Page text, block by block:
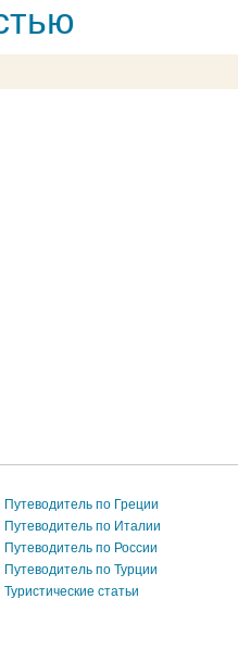
Путеводитель по Греции
Путеводитель по Италии
Путеводитель по России
Путеводитель по Турции
Туристические статьи